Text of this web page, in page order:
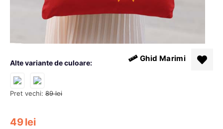
Pret vechi: 89 lei
49lei
Alte variante de culoare: Ghid Marimi